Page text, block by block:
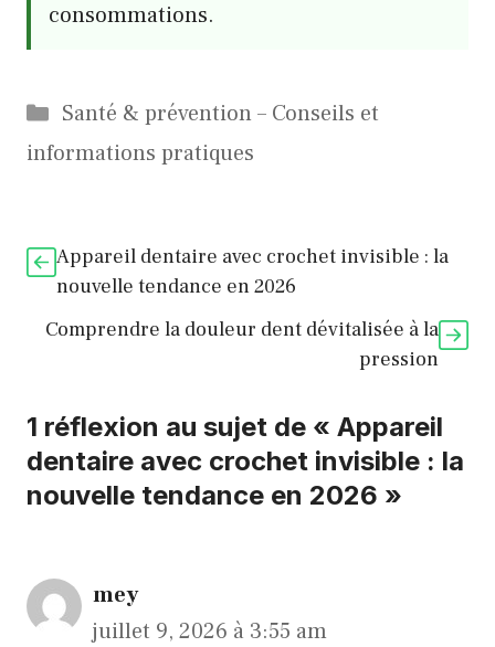
consommations.
Catégories
Santé & prévention – Conseils et
informations pratiques
Appareil dentaire avec crochet invisible : la
nouvelle tendance en 2026
Comprendre la douleur dent dévitalisée à la
pression
1 réflexion au sujet de « Appareil
dentaire avec crochet invisible : la
nouvelle tendance en 2026 »
mey
juillet 9, 2026 à 3:55 am